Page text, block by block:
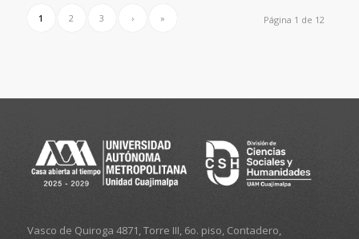
Página 1 de 12
1 2 3 › »
Vasco de Quiroga 4871, Torre III, 6o. piso, Contadero,